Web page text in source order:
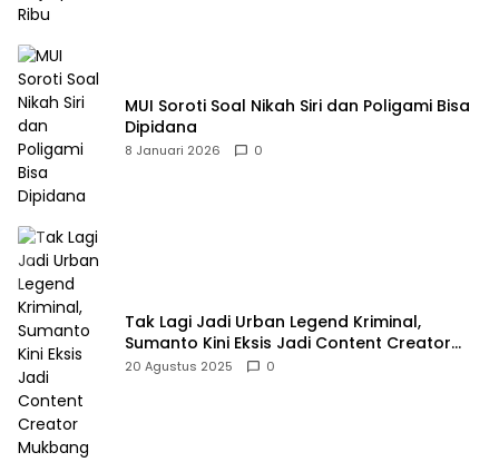
MUI Soroti Soal Nikah Siri dan Poligami Bisa
Dipidana
8 Januari 2026 0
Tak Lagi Jadi Urban Legend Kriminal,
Sumanto Kini Eksis Jadi Content Creator
Mukbang
20 Agustus 2025 0